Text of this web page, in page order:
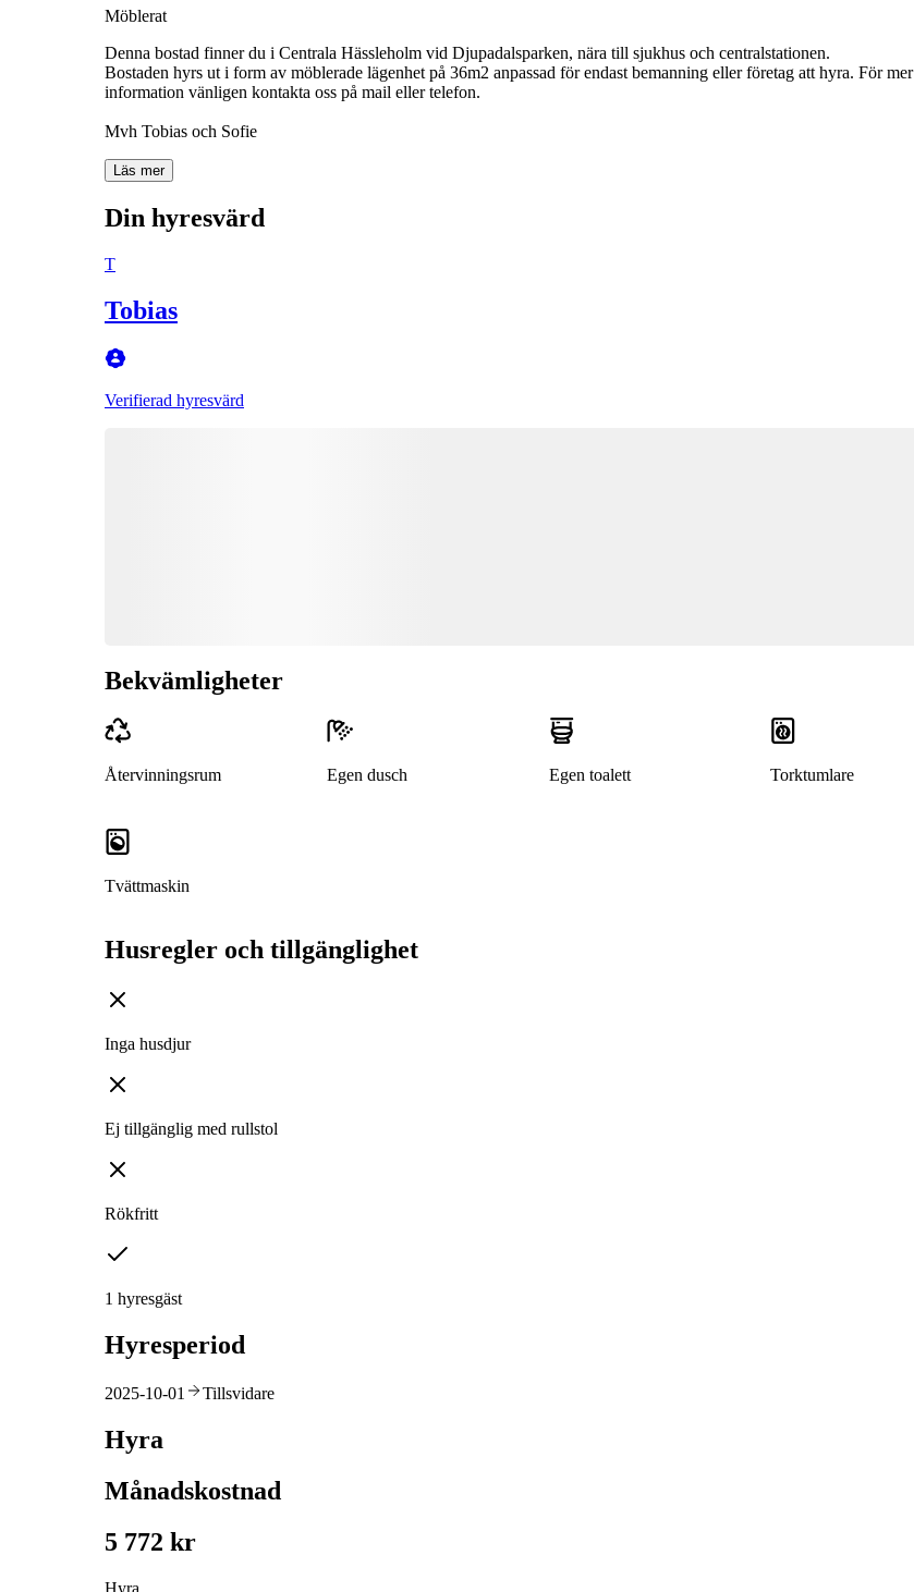
Möblerat
Denna bostad finner du i Centrala Hässleholm vid Djupadalsparken, nära till sjukhus och centralstationen.
Bostaden hyrs ut i form av möblerade lägenhet på 36m2 anpassad för endast bemanning eller företag att hyra. För mer
information vänligen kontakta oss på mail eller telefon.
Mvh Tobias och Sofie
Läs mer
Din hyresvärd
T
Tobias
Verifierad hyresvärd
Bekvämligheter
Återvinningsrum Egen dusch Egen toalett Torktumlare
Tvättmaskin
Husregler och tillgänglighet
Inga husdjur
Ej tillgänglig med rullstol
Rökfritt
1 hyresgäst
Hyresperiod
2025-10-01 Tillsvidare
Hyra
Månadskostnad
5 772 kr
Hyra